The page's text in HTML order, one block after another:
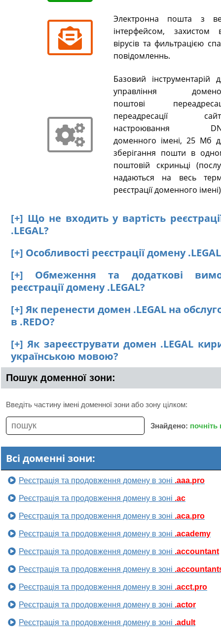
Электронна пошта з
інтерфейсом, захистом
вірусів та фильтрацією
повідомленнь.
Базовий інструментарій
управління
поштові
переадресації
настроювання
доменного імені, 25 Мб
зберігання пошти в
поштовій скриньці
надаються на весь
реєстрації доменного
[+] Що не входить у вартість
.LEGAL?
[+] Особливості реєстрації домену
[+] Обмеження та додаткові
реєстрації домену .LEGAL?
[+] Як перенести домен .LEGAL на
в .REDO?
[+] Як зареєструвати домен .LEGAL
українською мовою?
Пошук доменної зони:
Введіть частину імені доменної зони або зону цілком:
Знайдено:
Всі доменні зони:
Реєстрація та продовження домену в зоні .aaa.pro
Реєстрація та продовження домену в зоні .ac
Реєстрація та продовження домену в зоні .aca.pro
Реєстрація та продовження домену в зоні .academy
Реєстрація та продовження домену в зоні .accountant
Реєстрація та продовження домену в зоні
Реєстрація та продовження домену в зоні .acct.pro
Реєстрація та продовження домену в зоні .actor
Реєстрація та продовження домену в зоні .adult